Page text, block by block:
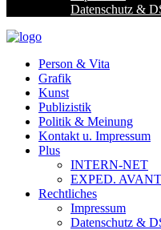
Datenschutz &
Person & Vita
Grafik
Kunst
Publizistik
Politik & Meinung
Kontakt u. Impressum
Plus
INTERN-NET
EXPED.
Rechtliches
Impressum
Datenschutz &